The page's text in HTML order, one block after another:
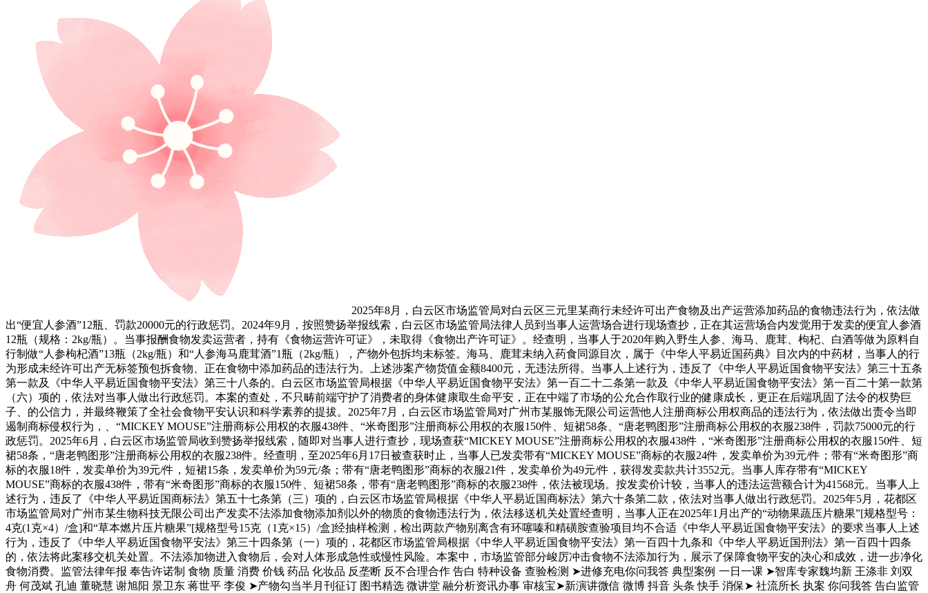
2025年8月，白云区市场监管局对白云区三元里某商行未经许可出产食物及出产运营添加药品的食物违法行为，依法做
出“便宜人参酒”12瓶、罚款20000元的行政惩罚。2024年9月，按照赞扬举报线索，白云区市场监管局法律人员到当事人运营场合进行现场查抄，正在其运营场合内发觉用于发卖的便宜人参酒
12瓶（规格：2kg/瓶）。当事报酬食物发卖运营者，持有《食物运营许可证》，未取得《食物出产许可证》。经查明，当事人于2020年购入野生人参、海马、鹿茸、枸杞、白酒等做为原料自
行制做“人参枸杞酒”13瓶（2kg/瓶）和“人参海马鹿茸酒”1瓶（2kg/瓶），产物外包拆均未标签。海马、鹿茸未纳入药食同源目次，属于《中华人平易近国药典》目次内的中药材，当事人的行
为形成未经许可出产无标签预包拆食物、正在食物中添加药品的违法行为。上述涉案产物货值金额8400元，无违法所得。当事人上述行为，违反了《中华人平易近国食物平安法》第三十五条
第一款及《中华人平易近国食物平安法》第三十八条的。白云区市场监管局根据《中华人平易近国食物平安法》第一百二十二条第一款及《中华人平易近国食物平安法》第一百二十第一款第
（六）项的，依法对当事人做出行政惩罚。本案的查处，不只畴前端守护了消费者的身体健康取生命平安，正在中端了市场的公允合作取行业的健康成长，更正在后端巩固了法令的权势巨
子、的公信力，并最终鞭策了全社会食物平安认识和科学素养的提拔。2025年7月，白云区市场监管局对广州市某服饰无限公司运营他人注册商标公用权商品的违法行为，依法做出责令当即
遏制商标侵权行为，、“MICKEY MOUSE”注册商标公用权的衣服438件、“米奇图形”注册商标公用权的衣服150件、短裙58条、“唐老鸭图形”注册商标公用权的衣服238件，罚款75000元的行
政惩罚。2025年6月，白云区市场监管局收到赞扬举报线索，随即对当事人进行查抄，现场查获“MICKEY MOUSE”注册商标公用权的衣服438件，“米奇图形”注册商标公用权的衣服150件、短
裙58条，“唐老鸭图形”注册商标公用权的衣服238件。经查明，至2025年6月17日被查获时止，当事人已发卖带有“MICKEY MOUSE”商标的衣服24件，发卖单价为39元/件；带有“米奇图形”商
标的衣服18件，发卖单价为39元/件，短裙15条，发卖单价为59元/条；带有“唐老鸭图形”商标的衣服21件，发卖单价为49元/件，获得发卖款共计3552元。当事人库存带有“MICKEY
MOUSE”商标的衣服438件，带有“米奇图形”商标的衣服150件、短裙58条，带有“唐老鸭图形”商标的衣服238件，依法被现场。按发卖价计较，当事人的违法运营额合计为41568元。当事人上
述行为，违反了《中华人平易近国商标法》第五十七条第（三）项的，白云区市场监管局根据《中华人平易近国商标法》第六十条第二款，依法对当事人做出行政惩罚。2025年5月，花都区
市场监管局对广州市某生物科技无限公司出产发卖不法添加食物添加剂以外的物质的食物违法行为，依法移送机关处置经查明，当事人正在2025年1月出产的“动物果蔬压片糖果”[规格型号：
4克(1克×4）/盒]和“草本燃片压片糖果”[规格型号15克（1克×15）/盒]经抽样检测，检出两款产物别离含有环噻嗪和精磺胺查验项目均不合适《中华人平易近国食物平安法》的要求当事人上述
行为，违反了《中华人平易近国食物平安法》第三十四条第（一）项的，花都区市场监管局根据《中华人平易近国食物平安法》第一百四十九条和《中华人平易近国刑法》第一百四十四条
的，依法将此案移交机关处置。不法添加物进入食物后，会对人体形成急性或慢性风险。本案中，市场监管部分峻厉冲击食物不法添加行为，展示了保障食物平安的决心和成效，进一步净化
食物消费。监管法律年报 奉告许诺制 食物 质量 消费 价钱 药品 化妆品 反垄断 反不合理合作 告白 特种设备 查验检测 ➤进修充电你问我答 典型案例 一日一课 ➤智库专家魏均新 王涤非 刘双
舟 何茂斌 孔迪 董晓慧 谢旭阳 景卫东 蒋世平 李俊 ➤产物勾当半月刊征订 图书精选 微讲堂 融分析资讯办事 审核宝➤新演讲微信 微博 抖音 头条 快手 消保➤ 社流所长 执案 你问我答 告白监管